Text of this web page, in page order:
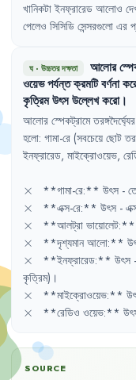
খানিকটা ইনফ্রারেড আলোও
পেলেও সিসিডি সেন্সরগুলো এর
ঘ· উচ্চতর দক্ষতা আলোর
ওয়েভপর্যন্তক্রমটিবর্ণনা
কৃত্রিমউৎসউল্লেখকরো।
আলোর স্পেকট্রামে তরঙ্গদৈর্ঘ্যের
হলো: গামা-রে (সবচেয়ে ছোট
ইনফ্রারেড, মাইক্রোওয়েভ,
\times
× **গামা-রে:** উৎস -
\times
× **এক্স-রে:** উৎস -
\times
× **আলট্রা ভায়োলেট:**
\times
× **দৃশ্যমান আলো:**
\times
× **ইনফ্রারেড:** উৎস -
কৃত্রিম) ।
\times
× **মাইক্রোওয়েভ:**
\times
× **রেডিও ওয়েভ:**
SOURCE